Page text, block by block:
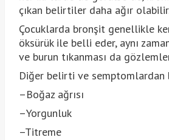
çıkan belirtiler daha ağır
Çocuklarda bronşit genellikle
öksürük ile belli eder, aynı
ve burun tıkanması da
Diğer belirti ve semptomlardan
–Boğaz ağrısı
–Yorgunluk
–Titreme